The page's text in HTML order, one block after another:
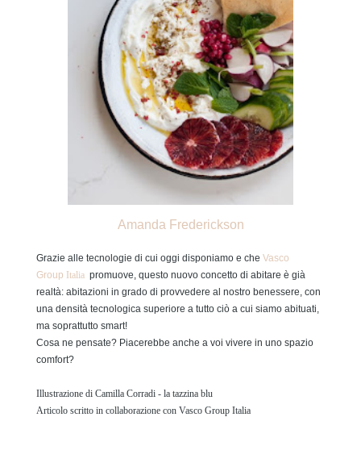
Amanda Frederickson
Grazie alle tecnologie di cui oggi disponiamo e che Vasco
Group Italia promuove, questo nuovo concetto di abitare è già
realtà: abitazioni in grado di provvedere al nostro benessere, con
una densità tecnologica superiore a tutto ciò a cui siamo abituati,
ma soprattutto smart!
Cosa ne pensate? Piacerebbe anche a voi vivere in uno spazio
comfort?
Illustrazione di Camilla Corradi - la tazzina blu
Articolo scritto in collaborazione con Vasco Group Italia